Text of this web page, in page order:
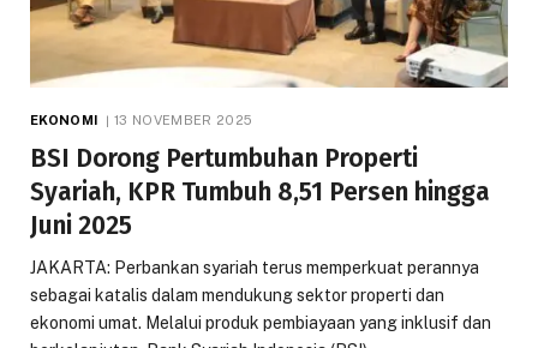
EKONOMI 13 NOVEMBER 2025
BSI Dorong Pertumbuhan Properti
Syariah, KPR Tumbuh 8,51 Persen hingga
Juni 2025
JAKARTA: Perbankan syariah terus memperkuat perannya
sebagai katalis dalam mendukung sektor properti dan
ekonomi umat. Melalui produk pembiayaan yang inklusif dan